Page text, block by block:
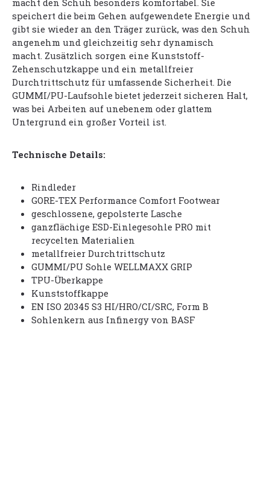
macht den Schuh besonders komfortabel. Sie
speichert die beim Gehen aufgewendete Energie und
gibt sie wieder an den Träger zurück, was den Schuh
angenehm und gleichzeitig sehr dynamisch
macht. Zusätzlich sorgen eine Kunststoff-
Zehenschutzkappe und ein metallfreier
Durchtrittschutz für umfassende Sicherheit. Die
GUMMI/PU-Laufsohle bietet jederzeit sicheren Halt,
was bei Arbeiten auf unebenem oder glattem
Untergrund ein großer Vorteil ist.
Technische Details:
Rindleder
GORE-TEX Performance Comfort Footwear
geschlossene, gepolsterte Lasche
ganzflächige ESD-Einlegesohle PRO mit
recycelten Materialien
metallfreier Durchtrittschutz
GUMMI/PU Sohle WELLMAXX GRIP
TPU-Überkappe
Kunststoffkappe
EN ISO 20345 S3 HI/HRO/CI/SRC, Form B
Sohlenkern aus Infinergy von BASF